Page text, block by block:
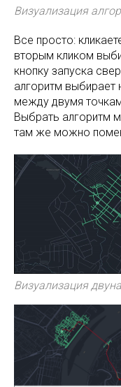
Визуализация
Все просто:
вторым кликом
кнопку запуска
алгоритм
между двумя
Выбрать алгоритм
там же можно
Визуализация